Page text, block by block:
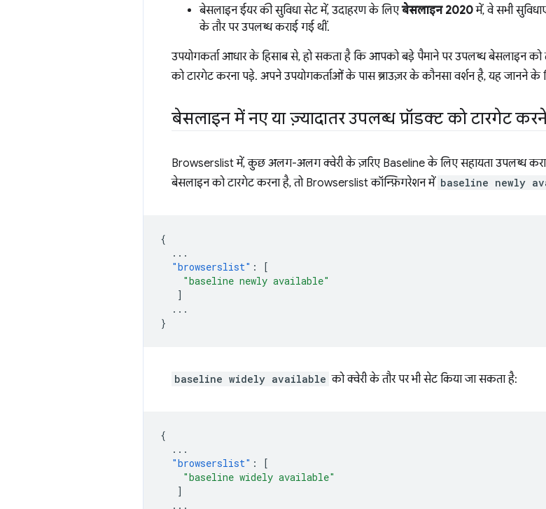
बेसलाइन ईयर की सुविधा सेट में, उदाहरण के लिएबेसलाइन 2020में, वे सभी
के तौर पर उपलब्ध कराई गई थीं.
उपयोगकर्ता आधार के हिसाब से, हो सकता है कि आपको बड़े पैमाने पर उपलब्ध बेसलाइन
को टारगेट करना पड़े. अपने उपयोगकर्ताओं के पास ब्राउज़र के कौनसा वर्शन है, यह जानने
बेसलाइन में नए या ज़्यादातर उपलब्ध प्रॉडक्ट को टारगेट
Browserslist में, कुछ अलग-अलग क्वेरी के ज़रिए Baseline के लिए सहायता उपलब्ध
बेसलाइन को टारगेट करना है, तो Browserslist कॉन्फ़िगरेशन में baseline newly
{
...
"browserslist" :
[
"baseline newly available"
]
...
}
baseline widely available को क्वेरी के तौर पर भी सेट किया जा सकता है:
{
...
"browserslist" :
[
"baseline widely available"
]
...